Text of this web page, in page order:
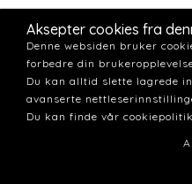
Aksepter cookies fra
Denne websiden bruker
forbedre din
Du kan alltid slette lagrede
avanserte
Du kan finde vår